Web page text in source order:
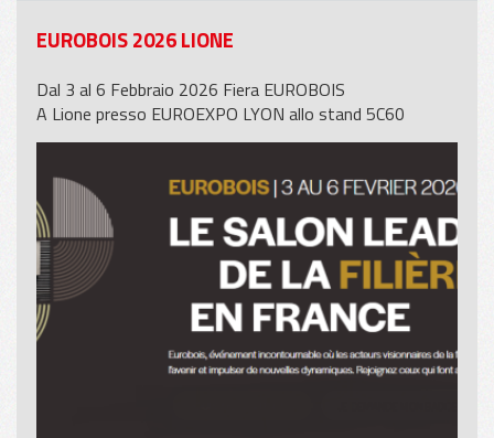
EUROBOIS 2026 LIONE
Dal 3 al 6 Febbraio 2026 Fiera EUROBOIS
A Lione presso EUROEXPO LYON allo stand 5C60